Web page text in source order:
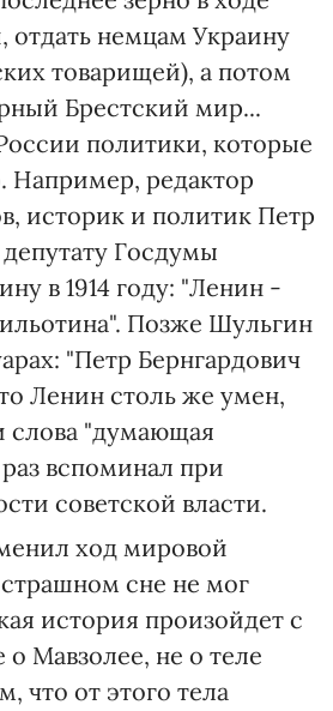
отдать немцам Украину
товарищей), а потом
Брестский мир...
политики, которые
Например, редактор
историк и политик Петр
Госдумы
в 1914 году: "Ленин -
Позже Шульгин
"Петр Бернгардович
Ленин столь же умен,
слова "думающая
вспоминал при
советской власти.
ход мировой
сне не мог
история произойдет с
Мавзолее, не о теле
что от этого тела